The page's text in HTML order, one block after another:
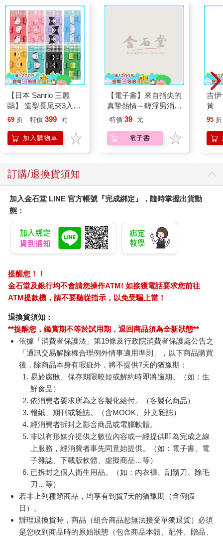
【日本 Sanrio 三麗
鷗】 造型長尾夾3入組
(8款可選) 凱蒂貓 Hello
企鵝
69 折 特價 399 元
加入購物車
【電子書】來自指尖的
真摯熱情～輕浮男消防
員帶著熱烈眼神擁抱我
特價 39 元
電子書
吉
黃
95 折
訂購/退換貨須知
加入金石堂 LINE 官方帳號『完成綁定』，隨時掌握出貨動
態：
提醒您！！
金石堂及銀行均不會請您操作ATM! 如接獲電話要求您前往
ATM提款機，請不要聽從指示，以免受騙上當！
退換貨須知：
**提醒您，鑑賞期不等於試用期，退回商品須為全新狀態**
依據「消費者保護法」第19條及行政院消費者保護處公告之
「通訊交易解除權合理例外情事適用準則」，以下商品購買
後，除商品本身有瑕疵外，將不提供7天的猶豫期：
易於腐敗、保存期限較短或解約時即將逾期。（如：生
鮮食品）
依消費者要求所為之客製化給付。（客製化商品）
報紙、期刊或雜誌。（含MOOK、外文雜誌）
經消費者拆封之影音商品或電腦軟體。
非以有形媒介提供之數位內容或一經提供即為完成之線
上服務，經消費者事先同意始提供。（如：電子書、電
子雜誌、下載版軟體、虛擬商品…等）
已拆封之個人衛生用品。（如：內衣褲、刮鬍刀、除毛
刀…等）
若非上列種類商品，均享有到貨7天的猶豫期（含例假
日）。
辦理退換貨時，商品（組合商品恕無法接受單獨退貨）必須
是您收到商品時的原始狀態（包含商品本體、配件、贈品、